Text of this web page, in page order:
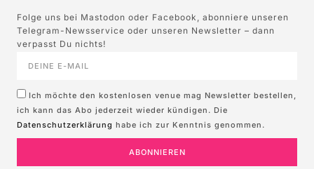
Folge uns bei Mastodon oder Facebook, abonniere unseren
Telegram-Newsservice oder unseren Newsletter – dann
verpasst Du nichts!
Ich möchte den kostenlosen venue mag Newsletter bestellen,
ich kann das Abo jederzeit wieder kündigen. Die
Datenschutzerklärung habe ich zur Kenntnis genommen.
ABONNIEREN